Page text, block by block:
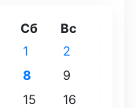
Сб Вс
1
2
8
9
15
16